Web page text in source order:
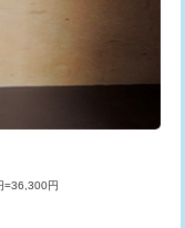
55,000円
8,800円
11,000円
33,000円
=36,300円